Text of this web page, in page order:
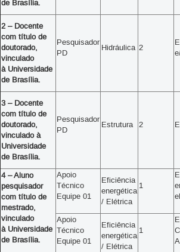
de Brasília.
2 – Docente
com título de
doutorado,
vinculado
à Universidade
de Brasília.
Pesquisador
PD
Hidráulica 2
3 – Docente
com título de
doutorado,
vinculado à
Universidade
de Brasília.
Pesquisador
PD
Estrutura 2
4 – Aluno
pesquisador
com título de
mestrado,
vinculado
à Universidade
de Brasília.
Apoio
Técnico
Equipe 01
Eficiência
energética
/ Elétrica
1
Apoio
Técnico
Equipe 01
Eficiência
energética
/ Elétrica
1